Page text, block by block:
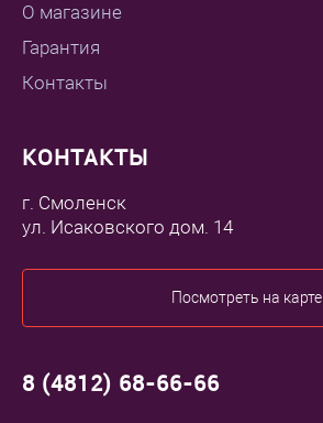
О магазине
Гарантия
Контакты
КОНТАКТЫ
г. Смоленск
ул. Исаковского дом. 14
Посмотреть на карте
8 (4812) 68-66-66